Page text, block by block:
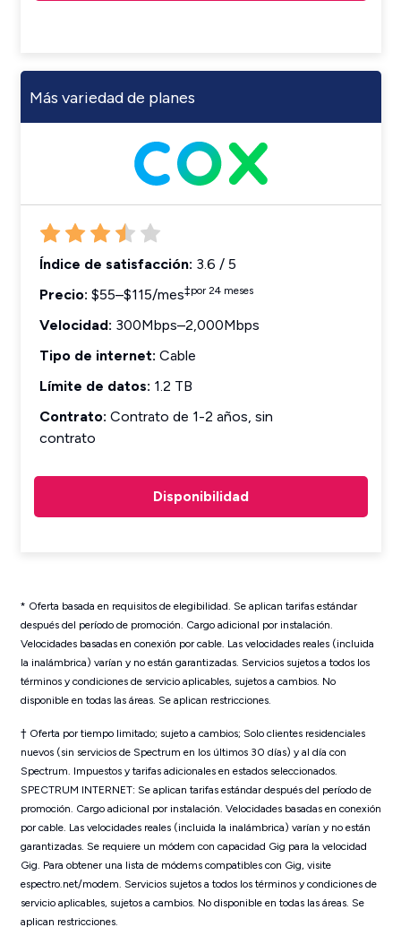
Más variedad de planes
Índice de satisfacción: 3.6 / 5
Precio: $55–$115/mes‡por 24 meses
Velocidad: 300Mbps–2,000Mbps
Tipo de internet: Cable
Límite de datos: 1.2 TB
Contrato: Contrato de 1-2 años, sin
contrato
Disponibilidad
* Oferta basada en requisitos de elegibilidad. Se aplican tarifas estándar
después del período de promoción. Cargo adicional por instalación.
Velocidades basadas en conexión por cable. Las velocidades reales (incluida
la inalámbrica) varían y no están garantizadas. Servicios sujetos a todos los
términos y condiciones de servicio aplicables, sujetos a cambios. No
disponible en todas las áreas. Se aplican restricciones.
† Oferta por tiempo limitado; sujeto a cambios; Solo clientes residenciales
nuevos (sin servicios de Spectrum en los últimos 30 días) y al día con
Spectrum. Impuestos y tarifas adicionales en estados seleccionados.
SPECTRUM INTERNET: Se aplican tarifas estándar después del período de
promoción. Cargo adicional por instalación. Velocidades basadas en conexión
por cable. Las velocidades reales (incluida la inalámbrica) varían y no están
garantizadas. Se requiere un módem con capacidad Gig para la velocidad
Gig. Para obtener una lista de módems compatibles con Gig, visite
espectro.net/modem. Servicios sujetos a todos los términos y condiciones de
servicio aplicables, sujetos a cambios. No disponible en todas las áreas. Se
aplican restricciones.